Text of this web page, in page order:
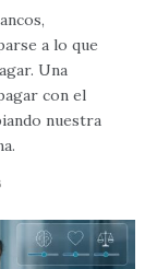
a lo que
Una
con el
nuestra